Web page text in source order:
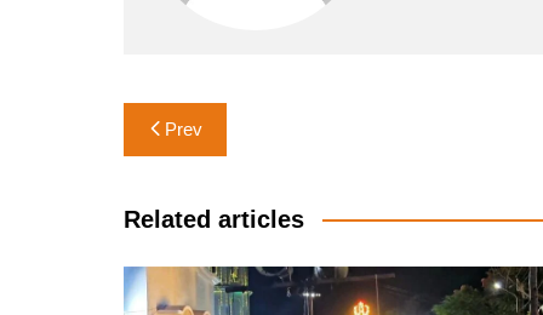
Post
navigation
Prev
Related articles